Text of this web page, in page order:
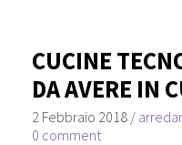
CUCINE
DA AVERE IN
2 Febbraio 2018/
0 comment